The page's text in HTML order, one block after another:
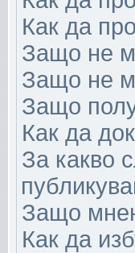
Как да
Защо не
Защо не
Защо
Как да
За какво
Защо
Как да